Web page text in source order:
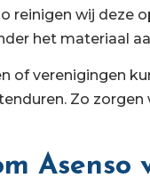
reinigen wij deze
het materiaal
of verenigingen
Zo